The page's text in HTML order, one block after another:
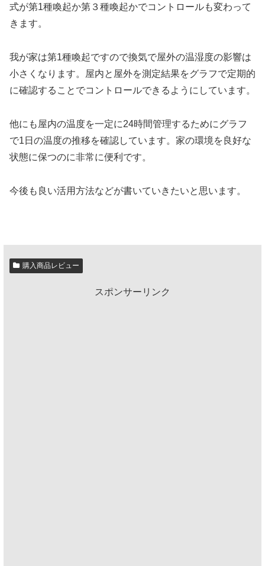
式が第1種喚起か第３種喚起かでコントロールも変わって
きます。
我が家は第1種喚起ですので換気で屋外の温湿度の影響は
小さくなります。屋内と屋外を測定結果をグラフで定期的
に確認することでコントロールできるようにしています。
他にも屋内の温度を一定に24時間管理するためにグラフ
で1日の温度の推移を確認しています。家の環境を良好な
状態に保つのに非常に便利です。
今後も良い活用方法などが書いていきたいと思います。
購入商品レビュー
スポンサーリンク